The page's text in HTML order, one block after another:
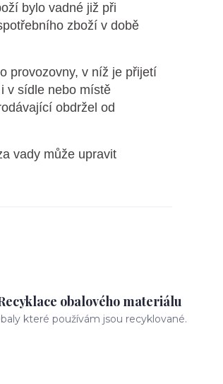
bylo vadné již při
zboží v době
provozovny, v níž je přijetí
v sídle nebo místě
obdržel od
vady může upravit
obalového materiálu
které používám jsou recyklované.